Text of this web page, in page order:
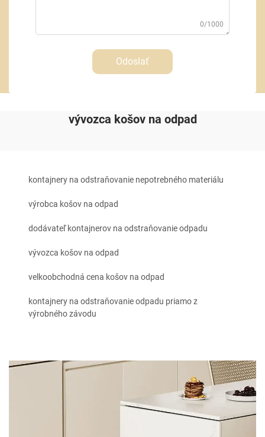
0/1000
Odoslať
vývozca košov na odpad
kontajnery na odstraňovanie nepotrebného materiálu
výrobca košov na odpad
dodávateľ kontajnerov na odstraňovanie odpadu
vývozca košov na odpad
velkoobchodná cena košov na odpad
kontajnery na odstraňovanie odpadu priamo z
výrobného závodu